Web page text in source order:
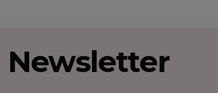
Newsletter